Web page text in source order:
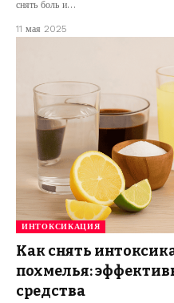
снять боль и…
11 мая 2025
ИНТОКСИКАЦИЯ
Как снять
похмелья:
средства